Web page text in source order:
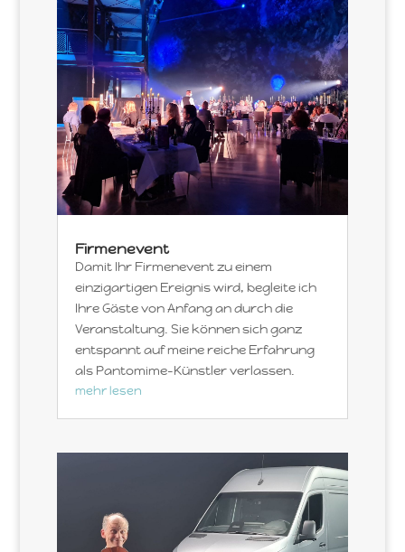
Firmenevent
Damit Ihr Firmenevent zu einem
einzigartigen Ereignis wird, begleite ich
Ihre Gäste von Anfang an durch die
Veranstaltung. Sie können sich ganz
entspannt auf meine reiche Erfahrung
als Pantomime-Künstler verlassen.
mehr lesen